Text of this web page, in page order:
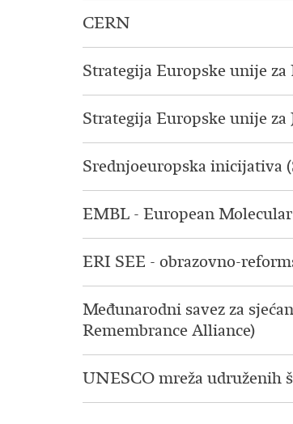
CERN
Strategija Europske unije
Strategija Europske unije
Srednjoeuropska inicijativa
EMBL - European
ERI SEE - obrazovno-
Međunarodni savez za
Remembrance Alliance)
UNESCO mreža udruženih